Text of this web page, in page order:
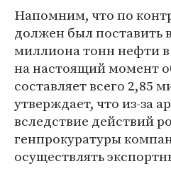
Напомним, что по
должен был поставить
миллиона тонн нефти
на настоящий момент
составляет всего 2,85
утверждает, что из-за
вследствие действий
генпрокуратуры
осуществлять